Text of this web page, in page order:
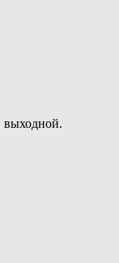
выходной.